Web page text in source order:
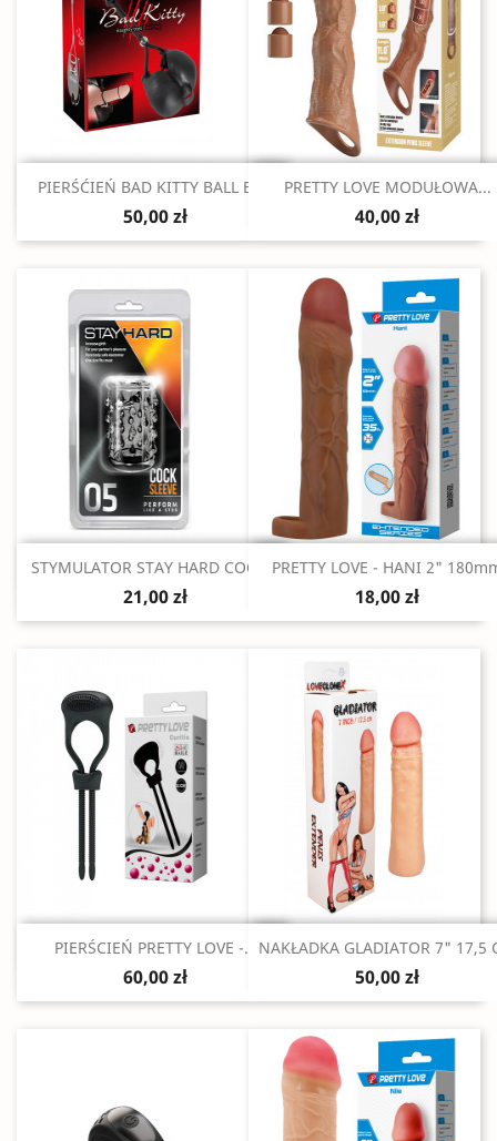
Szybki podgląd
PIERŚĆIEŃ BAD KITTY BALL BAG
50,00 zł
Szybki podgląd
PRETTY LOVE MODUŁOWA...
40,00 zł
Szybki podgląd
STYMULATOR STAY HARD COCK...
21,00 zł
 Szybki podgląd
PRETTY LOVE - HANI 2"
18,00 zł
Szybki podgląd
PIERŚCIEŃ PRETTY LOVE -...
60,00 zł
Szybki podgląd
NAKŁADKA GLADIATOR 7" 17,5
50,00 zł